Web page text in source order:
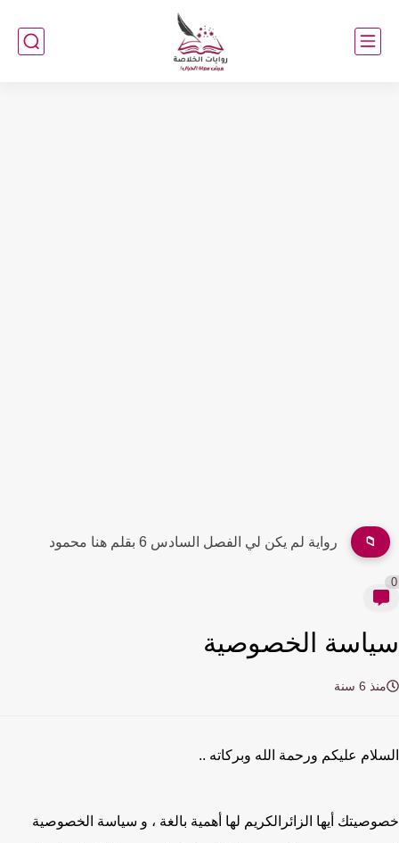
📁 رواية لم يكن لي الفصل السادس 6 بقلم هنا محمود
0
سياسة الخصوصية
منذ 6 سنة
السلام عليكم ورحمة الله وبركاته ..
خصوصيتك أيها الزائرالكريم لها أهمية بالغة ، و سياسة الخصوصية